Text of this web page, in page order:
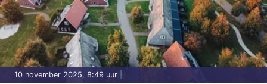
10 november 2025, 8:49 uur